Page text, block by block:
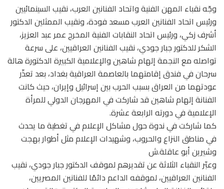
وجّه نقباء المهن الفنية واتحاد الفنانين العرب، نقيب السينمائيين
ورئيس اتحاد الفنانين العرب مسعد فودة، ونقيب الممثلين الدكتور
أشرف زكي، ورئيس اتحاد النقابات الفنية المخرج عمر عبد العزيز،
الشكر للدكتور جبار جودي، نقيب الفنانين العراقيين، على سرعة
تواصله مع النجمة إلهام شاهين والإعلامية الكبيرة الدكتورة هالة
سرحان في فندق إقامتهما بالعاصمة العراقية بغداد، بعد تعذّر
عودتهما من العراق بسبب الحرب بين إسرائيل وإيران، حيث كانت
الفنانة إلهام شاهين قد شاركت في المهرجان الدولي للمرأة
الإعلامية في دورته الرابعة عشرة.
كما شاركت في ندوة حول مشاكل الإعلام في تغطية ما يحدث
في مناطق النزاع والحروب، وشهيدات الإعلام مثل أطوار بهجت
وشيرين أبو عاقلة.ش
وعبّر النقباء الثلاثة عن تقديرهم لموقف الدكتور جبار جودي، نقيب
الفنانين العراقيين، لموقفه الداعم دائمًا للفنانين المصريين،